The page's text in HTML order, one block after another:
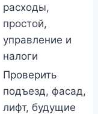
расходы,
простой,
управление и
налоги
Проверить
подъезд, фасад,
лифт, будущие